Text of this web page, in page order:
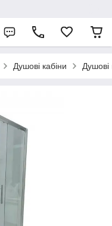
Душові кабіни Душові